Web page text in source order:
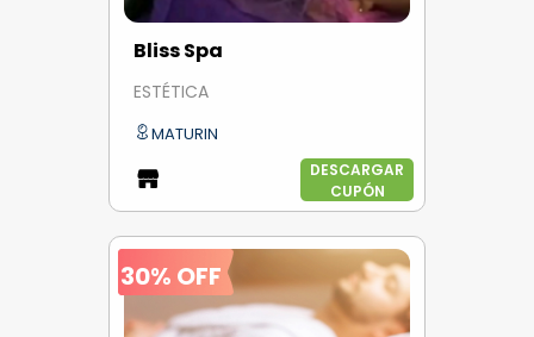
Bliss Spa
ESTÉTICA
MATURIN
DESCARGAR
CUPÓN
30% OFF